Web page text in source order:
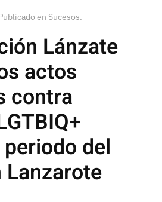
en Sucesos.
Lánzate
actos
contra
del
Lanzarote